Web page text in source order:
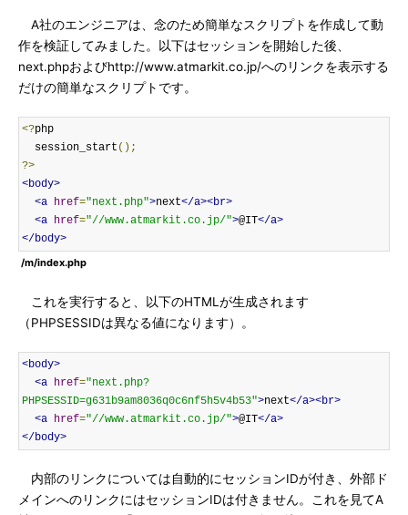
A社のエンジニアは、念のため簡単なスクリプトを作成して動
作を検証してみました。以下はセッションを開始した後、
next.phpおよびhttp://www.atmarkit.co.jp/へのリンクを表示する
だけの簡単なスクリプトです。
<?php
  session_start
();
?>
<body>
<a href="next.php">next</a><br>
<a href="//www.atmarkit.co.jp/">@IT</a>
</body>
/m/index.php
これを実行すると、以下のHTMLが生成されます
（PHPSESSIDは異なる値になります）。
<body>
<a href="next.php?
PHPSESSID=g631b9am8036q0c6nf5h5v4b53">next</a><br>
<a href="//www.atmarkit.co.jp/">@IT</a>
</body>
内部のリンクについては自動的にセッションIDが付き、外部ド
メインへのリンクにはセッションIDは付きません。これを見てA